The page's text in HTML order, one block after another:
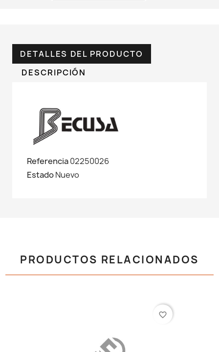
DETALLES DEL PRODUCTO
DESCRIPCIÓN
Referencia02250026
EstadoNuevo
PRODUCTOS RELACIONADOS
favorite_border